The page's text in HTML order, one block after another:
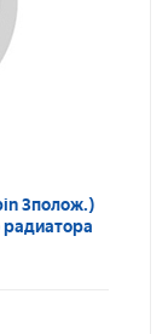
3полож.)